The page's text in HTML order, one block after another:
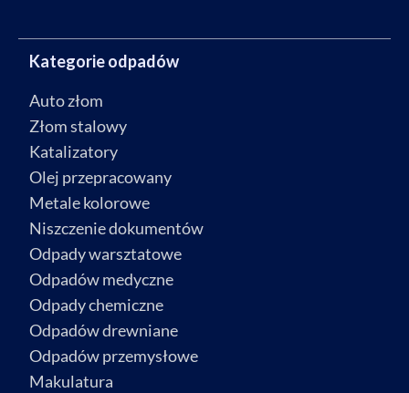
Kategorie odpadów
Auto złom
Złom stalowy
Katalizatory
Olej przepracowany
Metale kolorowe
Niszczenie dokumentów
Odpady warsztatowe
Odpadów medyczne
Odpady chemiczne
Odpadów drewniane
Odpadów przemysłowe
Makulatura